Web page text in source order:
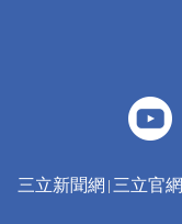
三立新聞網 三立官網